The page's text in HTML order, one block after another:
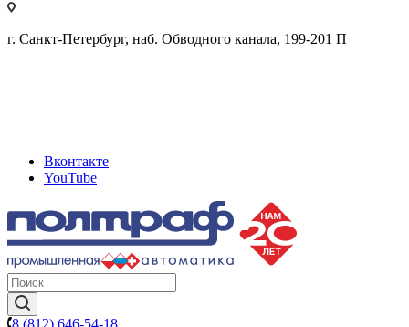
г. Санкт-Петербург, наб. Обводного канала, 199-201 П
Вконтакте
YouTube
8 (812) 646-54-18